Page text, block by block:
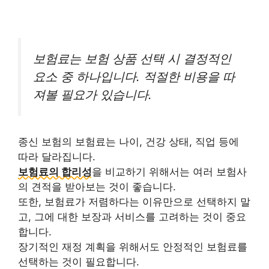
보험료는 보험 상품 선택 시 결정적인
요소 중 하나입니다. 적절한 비용을 따
져볼 필요가 있습니다.
종신 보험의 보험료는 나이, 건강 상태, 직업 등에
따라 달라집니다.
보험료의 합리성을 비교하기 위해서는 여러 보험사
의 견적을 받아보는 것이 좋습니다.
또한, 보험료가 저렴하다는 이유만으로 선택하지 말
고, 그에 대한 보장과 서비스를 고려하는 것이 중요
합니다.
장기적인 재정 계획을 위해서도 안정적인 보험료를
선택하는 것이 필요합니다.